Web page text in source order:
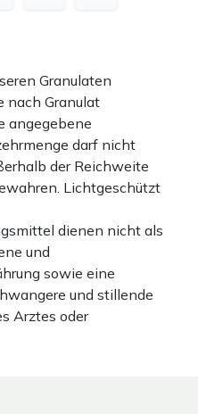
Granulaten
nach Granulat
angegebene
darf nicht
der Reichweite
Lichtgeschützt
dienen nicht als
und
sowie eine
und stillende
Arztes oder